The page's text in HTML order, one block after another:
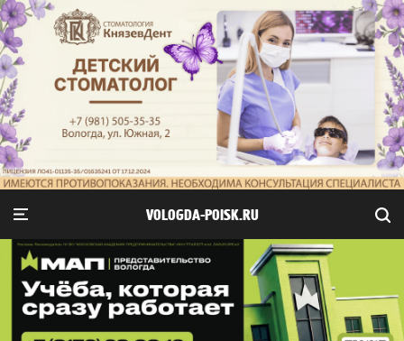
VOLOGDA-POISK.RU